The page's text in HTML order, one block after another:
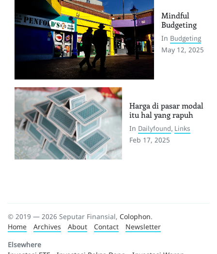
Mindful
Budgeting
In Budgeting
May 12, 2025
Harga di pasar modal
itu hal yang rapuh
In Dailyfound, Links
Feb 17, 2025
© 2019 — 2026 Seputar Finansial, Colophon.
Home
Archives About Contact
Newsletter
Elsewhere